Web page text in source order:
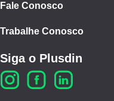
Fale Conosco
Trabalhe Conosco
Siga o Plusdin